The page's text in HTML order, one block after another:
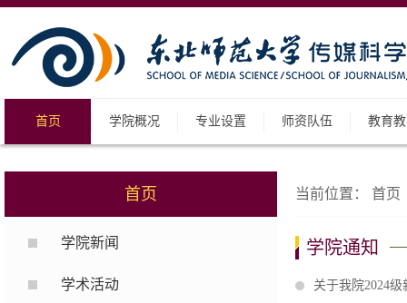
首页 学院概况 专业设置 师资队伍 教育
首页
学院新闻
学术活动
当前位置： 首页
学院通知
关于我院2024